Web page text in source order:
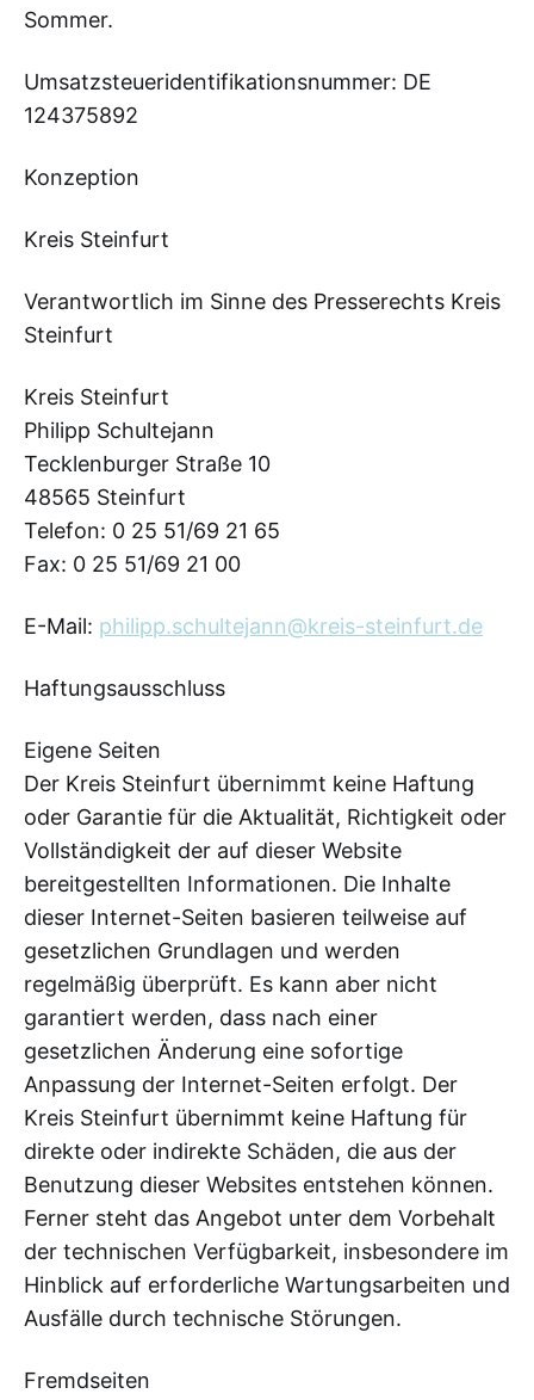
Sommer.
Umsatzsteueridentifikationsnummer: DE
124375892
Konzeption
Kreis Steinfurt
Verantwortlich im Sinne des Presserechts Kreis
Steinfurt
Kreis Steinfurt
Philipp Schultejann
Tecklenburger Straße 10
48565 Steinfurt
Telefon: 0 25 51/69 21 65
Fax: 0 25 51/69 21 00
E-Mail: philipp.schultejann@kreis-steinfurt.de
Haftungsausschluss
Eigene Seiten
Der Kreis Steinfurt übernimmt keine Haftung
oder Garantie für die Aktualität, Richtigkeit oder
Vollständigkeit der auf dieser Website
bereitgestellten Informationen. Die Inhalte
dieser Internet-Seiten basieren teilweise auf
gesetzlichen Grundlagen und werden
regelmäßig überprüft. Es kann aber nicht
garantiert werden, dass nach einer
gesetzlichen Änderung eine sofortige
Anpassung der Internet-Seiten erfolgt. Der
Kreis Steinfurt übernimmt keine Haftung für
direkte oder indirekte Schäden, die aus der
Benutzung dieser Websites entstehen können.
Ferner steht das Angebot unter dem Vorbehalt
der technischen Verfügbarkeit, insbesondere im
Hinblick auf erforderliche Wartungsarbeiten und
Ausfälle durch technische Störungen.
Fremdseiten